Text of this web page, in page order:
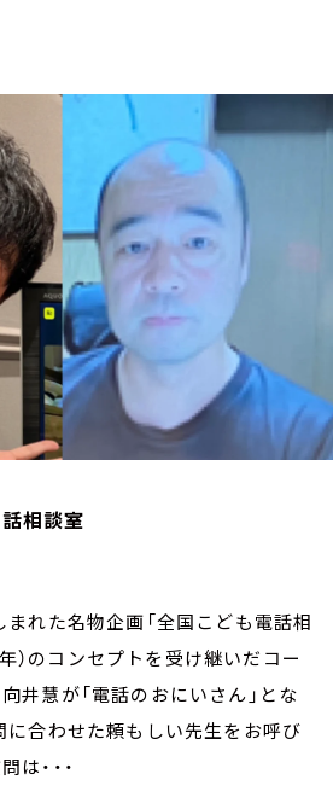
相談室
れた名物企画「全国こども電話相
）のコンセプトを受け継いだコー
井慧が「電話のおにいさん」とな
に合わせた頼もしい先生をお呼び
・・・